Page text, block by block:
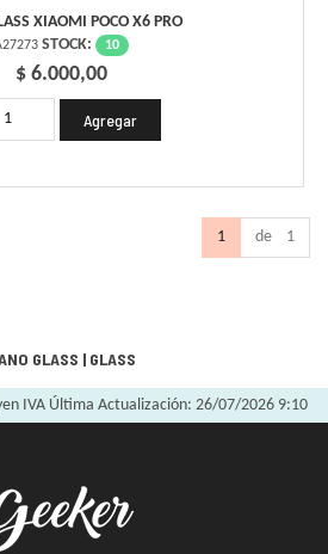
XIAOMI POCO X6 PRO
STOCK: 10
$ 6.000,00
1 de 1
GLASS | GLASS
IVA Última Actualización: 26/07/2026 9:10